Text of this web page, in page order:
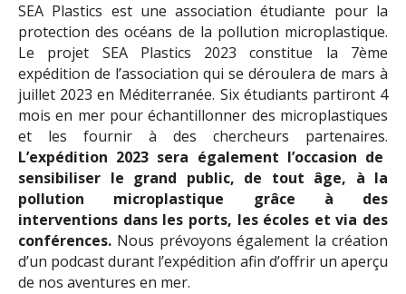
SEA Plastics est une association étudiante pour la
protection des océans de la pollution microplastique.
Le projet SEA Plastics 2023 constitue la 7ème
expédition de l’association qui se déroulera de mars à
juillet 2023 en Méditerranée. Six étudiants partiront 4
mois en mer pour échantillonner des microplastiques
et les fournir à des chercheurs partenaires.
L’expédition 2023 sera également l’occasion de
sensibiliser le grand public, de tout âge, à la
pollution microplastique grâce à des
interventions dans les ports, les écoles et via des
conférences. Nous prévoyons également la création
d’un podcast durant l’expédition afin d’offrir un aperçu
de nos aventures en mer.